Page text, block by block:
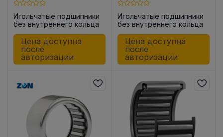
Игольчатые подшипники
без внутреннего кольца
Цена доступна
после
авторизации
Игольчатые подшипники
без внутреннего кольца
Цена доступна
после
авторизации